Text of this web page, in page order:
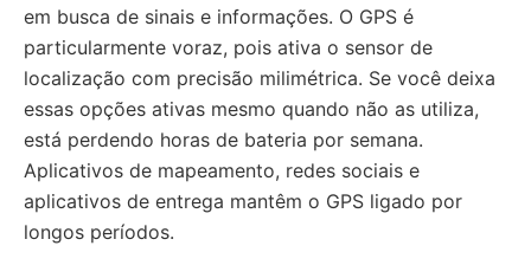
em busca de sinais e informações. O GPS é
particularmente voraz, pois ativa o sensor de
localização com precisão milimétrica. Se você deixa
essas opções ativas mesmo quando não as utiliza,
está perdendo horas de bateria por semana.
Aplicativos de mapeamento, redes sociais e
aplicativos de entrega mantêm o GPS ligado por
longos períodos.